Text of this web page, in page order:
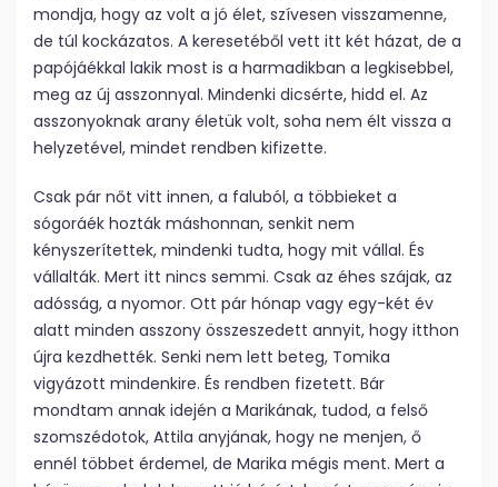
mondja, hogy az volt a jó élet, szívesen visszamenne,
de túl kockázatos. A keresetéből vett itt két házat, de a
papójáékkal lakik most is a harmadikban a legkisebbel,
meg az új asszonnyal. Mindenki dicsérte, hidd el. Az
asszonyoknak arany életük volt, soha nem élt vissza a
helyzetével, mindet rendben kifizette.
Csak pár nőt vitt innen, a faluból, a többieket a
sógoráék hozták máshonnan, senkit nem
kényszerítettek, mindenki tudta, hogy mit vállal. És
vállalták. Mert itt nincs semmi. Csak az éhes szájak, az
adósság, a nyomor. Ott pár hónap vagy egy-két év
alatt minden asszony összeszedett annyit, hogy itthon
újra kezdhették. Senki nem lett beteg, Tomika
vigyázott mindenkire. És rendben fizetett. Bár
mondtam annak idején a Marikának, tudod, a felső
szomszédotok, Attila anyjának, hogy ne menjen, ő
ennél többet érdemel, de Marika mégis ment. Mert a